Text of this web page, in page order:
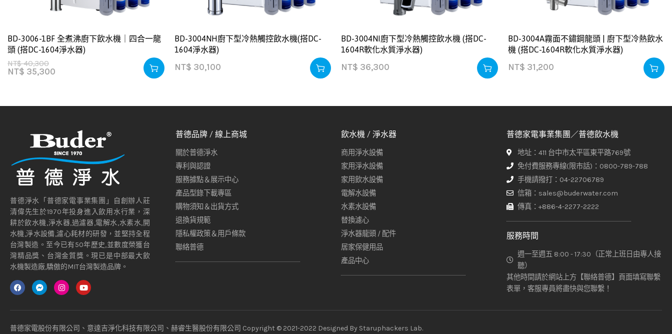
BD-3006-1BF 全煮沸廚下飲水機｜四合一龍
頭 (搭DC-1604淨水器)
NT$40,300
NT$ 35,300
BD-3004NH廚下型冷熱觸控飲水機(搭DC-
1604淨水器)
NT$ 30,100
BD-3004NI廚下型冷熱觸控飲水機 (搭DC-
1604R軟化水質淨水器)
NT$ 36,300
BD-3004A霧面不鏽鋼龍頭 | 廚下型冷熱飲水
機 (搭DC-1604R軟化水質淨水器)
NT$ 31,200
普德淨水「普德家電事業集團」自創辦人莊
清偉先生於1970年投身進入飲用水行業，深
耕於飲水機,淨水器,過濾器,電解水,水素水,開
水機,淨水設備,濾心耗材的研發，並堅持全程
台灣製造。至今已有50年歷史,並數度榮獲台
灣精品獎、台灣金質獎。現已是中部最大飲
水機製造廠,驕傲的MIT台灣製造品牌。
普德品牌 / 線上商城
關於普德淨水
專利與認證
服務據點＆展示中心
產品型錄下載專區
購物須知＆出貨方式
退換貨規範
隱私權政策＆用戶條款
聯絡普德
飲水機 / 淨水器
商用淨水設備
家用淨水設備
家用飲水設備
電解水設備
水素水設備
替換濾心
淨水器龍頭 / 配件
居家保健用品
產品中心
普德家電事業集團／普德飲水機
地址：411 台中市太平區東平路769號
免付費服務專線(限市話)：0800-789-788
手機請撥打：04-22706789
信箱：sales@buderwater.com
傳真：+886-4-2277-2222
服務時間
週一至週五 8:00 - 17:30（正常上班日由專人接
聽）
其他時間請於網站上方【聯絡普德】頁面填寫聯繫
表單，客服專員將盡快與您聯繫！
普德家電股份有限公司、意達吉淨化科技有限公司、赫睿生醫股份有限公司 Copyright © 2021-2022 Designed By Staruphackers Lab.